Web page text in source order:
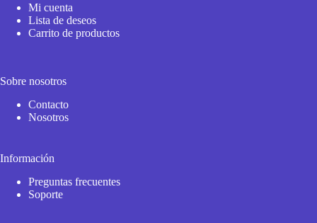
Mi cuenta
Lista de deseos
Carrito de productos
Sobre nosotros
Contacto
Nosotros
Información
Preguntas frecuentes
Soporte